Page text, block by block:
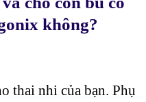
không?
thai nhi của bạn. Phụ